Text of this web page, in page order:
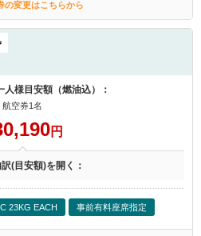
の変更はこちらから
人様目安額（燃油込）：
航空券1名
円
(目安額)を開く：
23KG EACH 事前有料座席指定